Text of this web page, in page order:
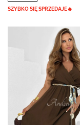
SZYBKO SIĘ SPRZEDAJE🔥